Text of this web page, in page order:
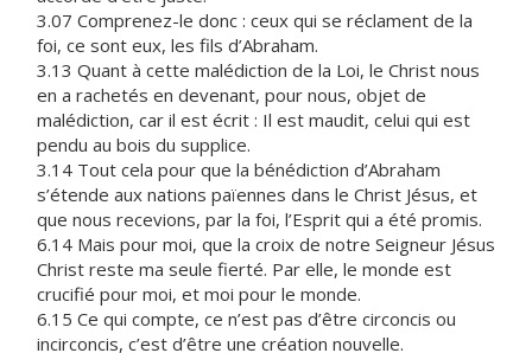
3.07 Comprenez-le donc : ceux qui se réclament de la
foi, ce sont eux, les fils d’Abraham.
3.13 Quant à cette malédiction de la Loi, le Christ nous
en a rachetés en devenant, pour nous, objet de
malédiction, car il est écrit : Il est maudit, celui qui est
pendu au bois du supplice.
3.14 Tout cela pour que la bénédiction d’Abraham
s’étende aux nations païennes dans le Christ Jésus, et
que nous recevions, par la foi, l’Esprit qui a été promis.
6.14 Mais pour moi, que la croix de notre Seigneur Jésus
Christ reste ma seule fierté. Par elle, le monde est
crucifié pour moi, et moi pour le monde.
6.15 Ce qui compte, ce n’est pas d’être circoncis ou
incirconcis, c’est d’être une création nouvelle.